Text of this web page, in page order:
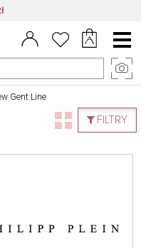
Menu
główne
Gent Line
FILTRY